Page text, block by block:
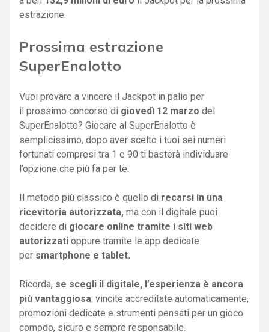
estrazione.
Prossima estrazione
SuperEnalotto
Vuoi provare a vincere il Jackpot in palio per
il prossimo concorso di giovedì 12 marzo del
SuperEnalotto? Giocare al SuperEnalotto è
semplicissimo, dopo aver scelto i tuoi sei numeri
fortunati compresi tra 1 e 90 ti basterà individuare
l’opzione che più fa per te.
Il metodo più classico è quello di recarsi in una
ricevitoria autorizzata, ma con il digitale puoi
decidere di giocare online tramite i siti web
autorizzati oppure tramite le app dedicate
per smartphone e tablet.
Ricorda, se scegli il digitale, l’esperienza è ancora
più vantaggiosa: vincite accreditate automaticamente,
promozioni dedicate e strumenti pensati per un gioco
comodo, sicuro e sempre responsabile.